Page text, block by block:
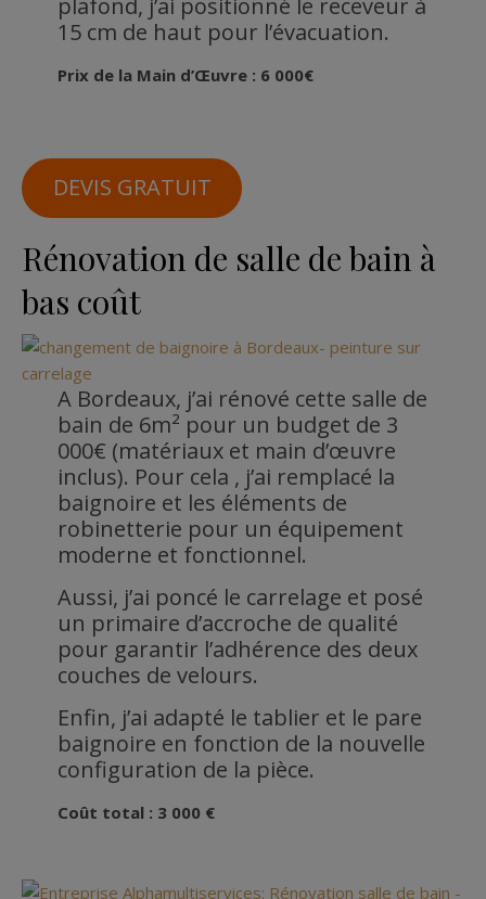
plafond, j’ai positionné le receveur à
15 cm de haut pour l’évacuation.
Prix de la Main d’Œuvre : 6 000€
DEVIS GRATUIT
Rénovation de salle de bain à
bas coût
A Bordeaux, j’ai rénové cette salle de
bain de 6m² pour un budget de 3
000€ (matériaux et main d’œuvre
inclus). Pour cela , j’ai remplacé la
baignoire et les éléments de
robinetterie pour un équipement
moderne et fonctionnel.
Aussi, j’ai poncé le carrelage et posé
un primaire d’accroche de qualité
pour garantir l’adhérence des deux
couches de velours.
Enfin, j’ai adapté le tablier et le pare
baignoire en fonction de la nouvelle
configuration de la pièce.
Coût total : 3 000 €